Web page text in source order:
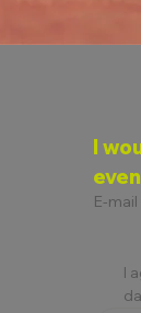
I
E-mail
I